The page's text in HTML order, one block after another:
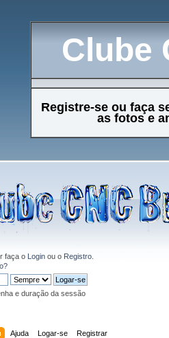
Clube
Registre-se ou faça
as fotos e
faça o Loginou o Registro.
e duração da sessão
Ajuda Logar-se Registrar